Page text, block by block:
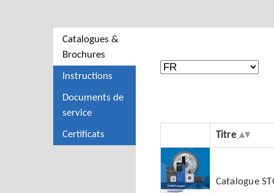
Catalogues &
Brochures
Instructions
Documents de
service
Certificats Titre
Catalogue